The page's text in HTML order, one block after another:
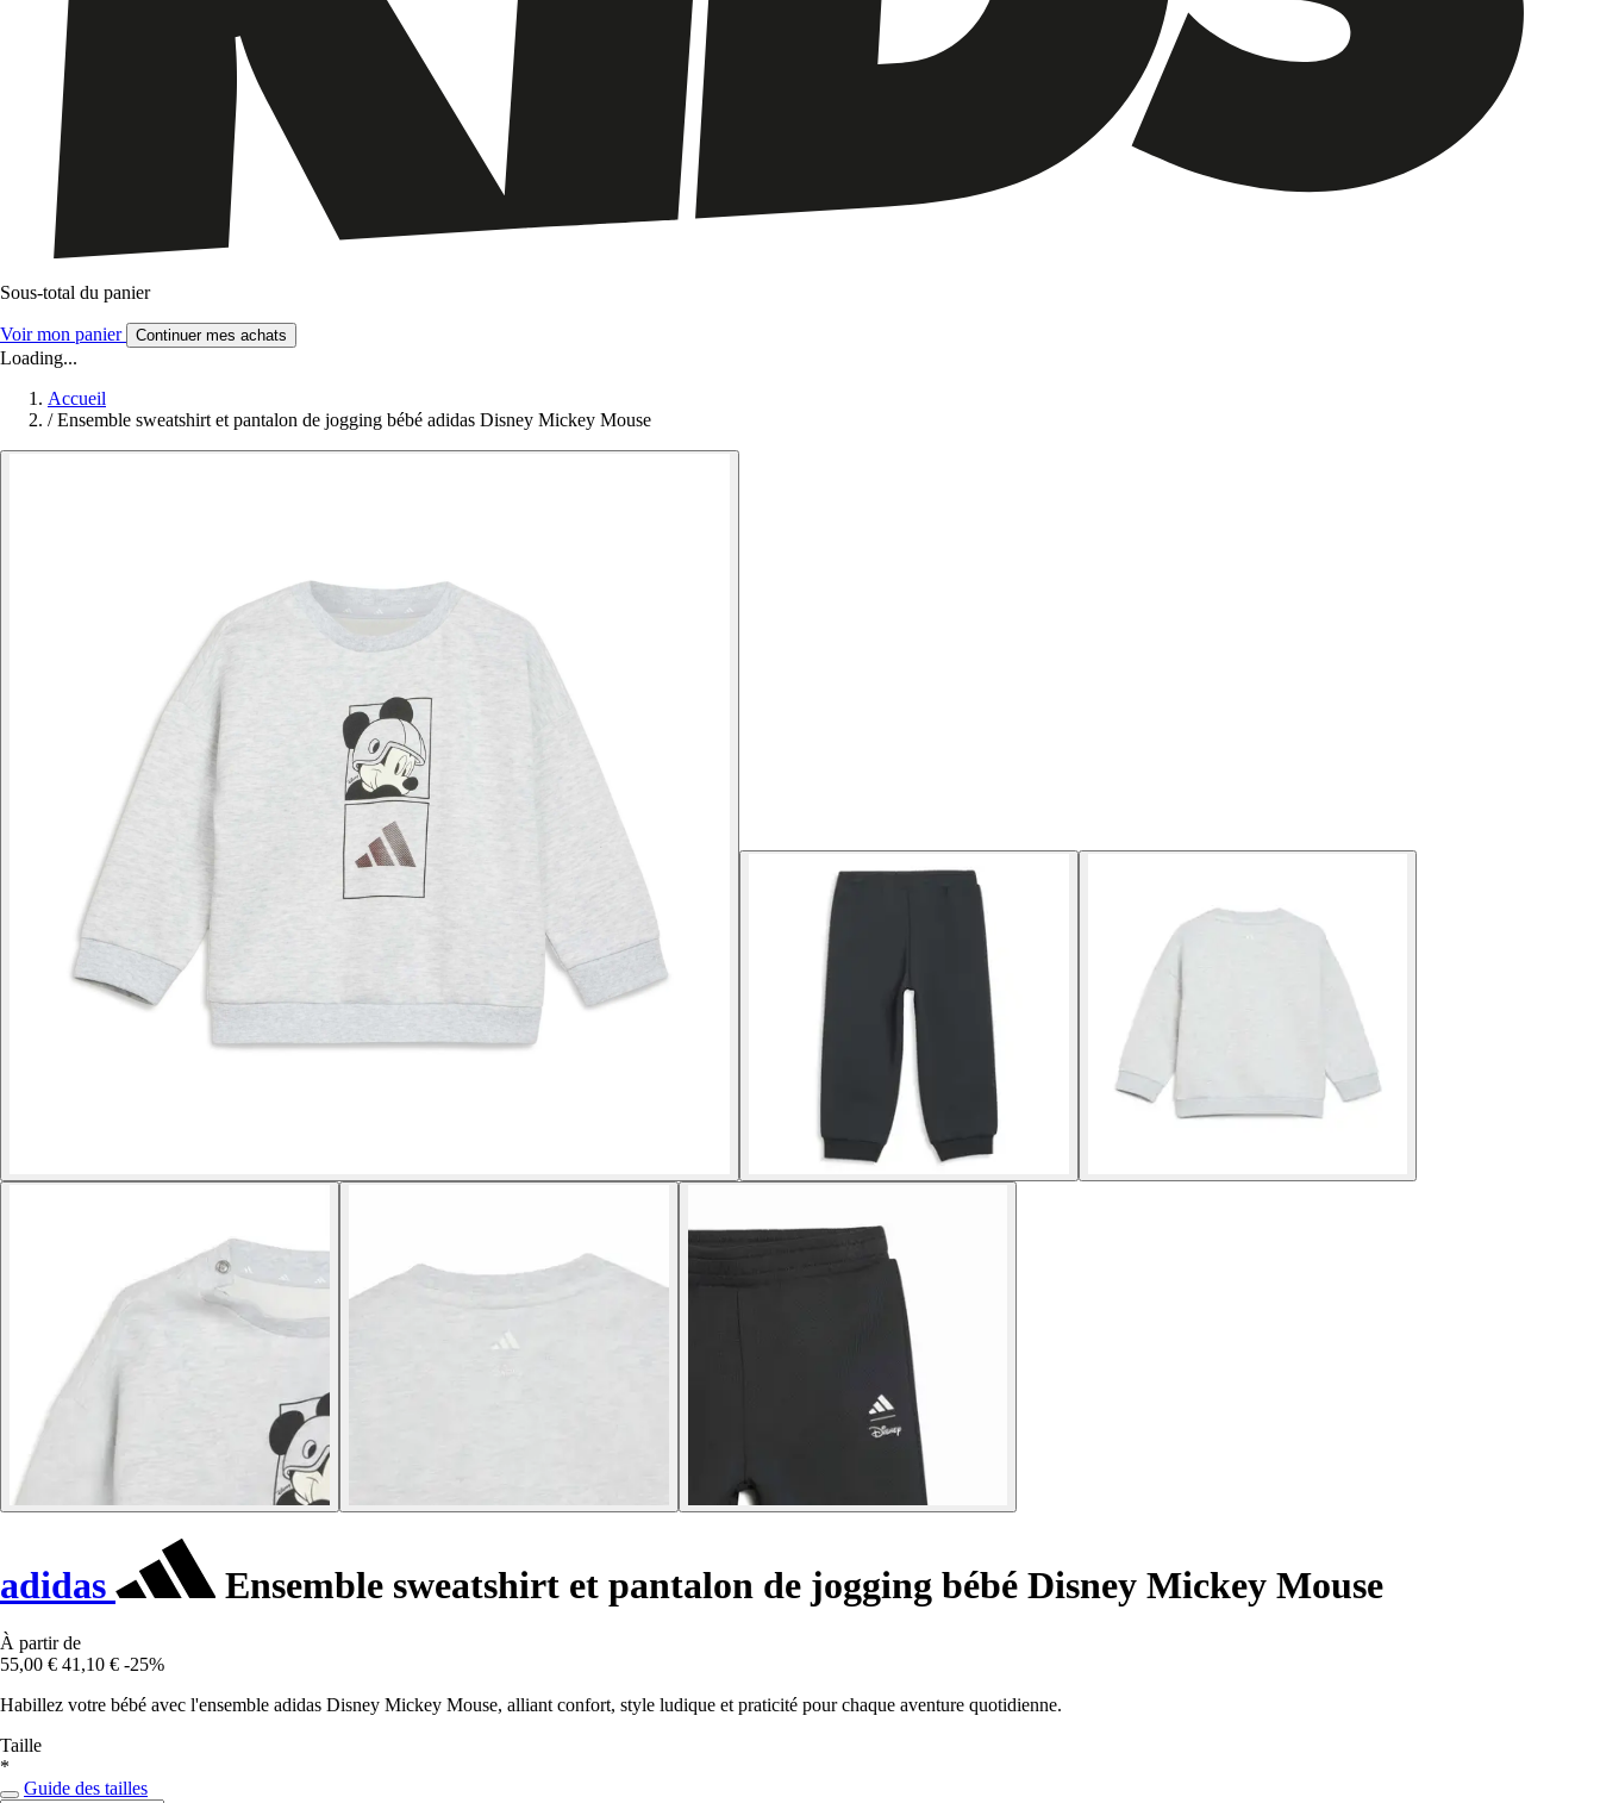
Sous-total du panier
Voir mon panier Continuer mes achats
Loading...
Accueil
/ Ensemble sweatshirt et pantalon de jogging bébé adidas Disney Mickey Mouse
adidas Ensemble sweatshirt et pantalon de jogging bébé Disney Mickey Mouse
À partir de
55,00 € 41,10 € -25%
Habillez votre bébé avec l'ensemble adidas Disney Mickey Mouse, alliant confort, style ludique et praticité pour chaque aventure quotidienne.
Taille
*
Guide des tailles